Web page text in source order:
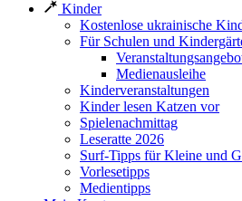
Kinder
Kostenlose ukrainische
Für Schulen und
Medienausleihe
Kinderveranstaltungen
Kinder lesen Katzen vor
Spielenachmittag
Leseratte 2026
Surf-Tipps für Kleine und
Vorlesetipps
Medientipps